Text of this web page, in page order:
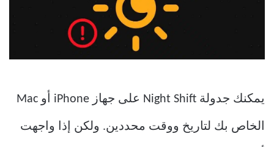
يمكنك جدولة Night Shift على جهاز iPhone أو Mac
الخاص بك لتاريخ ووقت محددين. ولكن إذا واجهت